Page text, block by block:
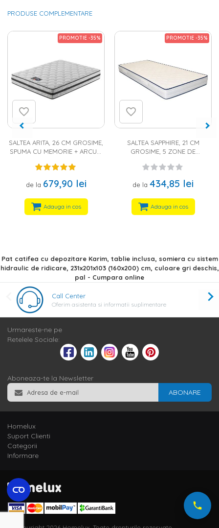
PRODUSE COMPLEMENTARE
PROMOTIE -35%
SALTEA ARITA, 26 CM GROSIME,
SPUMA CU MEMORIE + ARCURI
ANTIBACTERIANA, PROTECTIE
STRAT AERISIRE
de la 679,90 lei
Adauga in cos
PROMOTIE -35%
SALTEA SAPPHIRE, 21 CM
GROSIME, 5 ZONE DE
INDIVIDUALE, HUSA CU ALOE
ANTIBACTERIANA, PROTECTIE
de la 434,85 lei
Adauga in cos
Pat catifea cu depozitare Karim, tablie inclusa, somiera cu sistem
hidraulic de ridicare, 231x201x103 (160x200) cm, culoare gri deschis,
pal - Cumpara online
Call Center
Oferim asistenta si informatii suplimentare
Urmareste-ne pe
Retelele Sociale:
Aboneaza-te la Newsletter
ABONARE
Homelux
Suport Clienti
Categorii
Informare